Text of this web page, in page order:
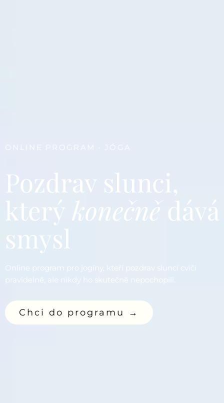
ONLINE PROGRAM · JÓGA
Pozdrav slunci,
který konečně dává
smysl
Online program pro jogíny, kteří pozdrav slunci cvičí
pravidelně, ale nikdy ho skutečně nepochopili.
Chci do programu →